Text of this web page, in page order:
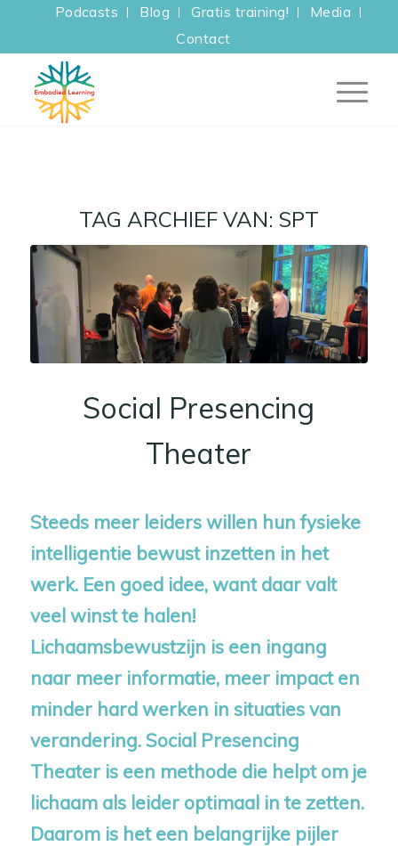
Podcasts Blog Gratis training!
Media
Contact
TAG ARCHIEF VAN: SPT
Social Presencing
Theater
Steeds meer leiders willen hun fysieke
intelligentie bewust inzetten in het
werk. Een goed idee, want daar valt
veel winst te halen!
Lichaamsbewustzijn is een ingang
naar meer informatie, meer impact en
minder hard werken in situaties van
verandering.Social Presencing
Theater is een methode die helpt om je
lichaam als leider optimaal in te zetten.
Daarom is het een belangrijke pijler